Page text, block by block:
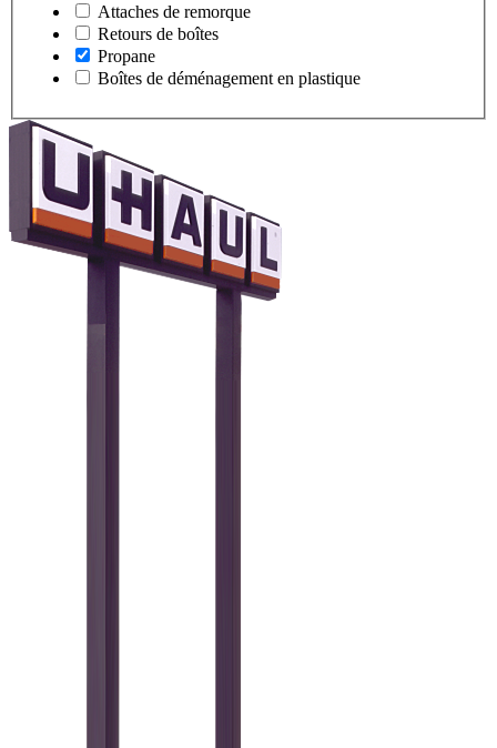
Attaches de remorque
Retours de boîtes
Propane
Boîtes de déménagement en plastique